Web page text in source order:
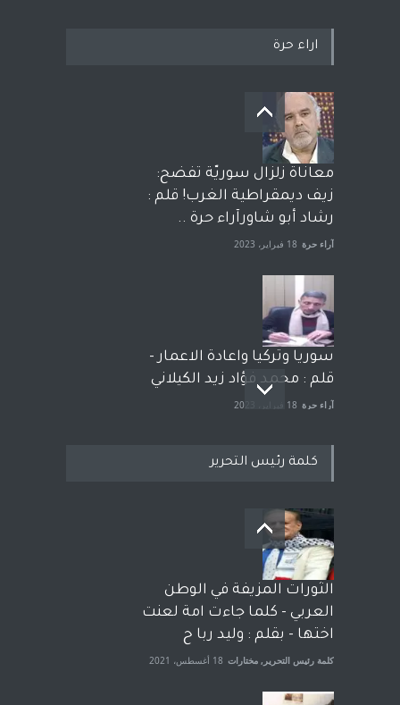
اراء حرة
معاناة زلزال سوريّة تفضح:
زيف ديمقراطية الغرب! قلم :
رشاد أبو شاورآراء حرة ..
آراء حرة 18 فبراير، 2023
سوريا وتركيا واعادة الاعمار -
قلم : محمد فؤاد زيد الكيلاني
آراء حرة 18 فبراير، 2023
بعد معارك قضائية طاحنة كتب
وترافع فيها بنفسه مرة اخرى..
الشيخ طارق يوسف يقهر
الحكومة الأمريكية ، فأعطوه
الجنسية عن يد وهم صاغرون،
آراء حرة مختارات 7 أبريل، 2023
كلمة رئيس التحرير
الثورات المزيفة في الوطن
العربي - كلما جاءت امة لعنت
اختها - بقلم : وليد ربا ح
كلمة رئيس التحرير , مختارات 18 أغسطس، 2021